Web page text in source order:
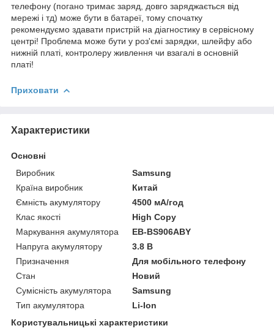
телефону (погано тримає заряд, довго заряджається від
мережі і тд) може бути в батареї, тому спочатку
рекомендуємо здавати пристрій на діагностику в сервісному
центрі! Проблема може бути у роз'ємі зарядки, шлейфу або
нижній платі, контролеру живлення чи взагалі в основній
платі!
Приховати
Характеристики
Основні
Виробник
Samsung
Країна виробник
Китай
Ємність акумулятору
4500 мА/год
Клас якості
High Copy
Маркування акумулятора
EB-BS906ABY
Напруга акумулятору
3.8 В
Призначення
Для мобільного телефону
Стан
Новий
Сумісність акумулятора
Samsung
Тип акумулятора
Li-Ion
Користувальницькі характеристики